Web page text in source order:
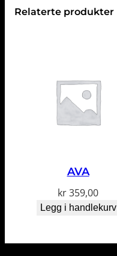
Relaterte produkter
AVA
kr359,00
Legg i handlekurv